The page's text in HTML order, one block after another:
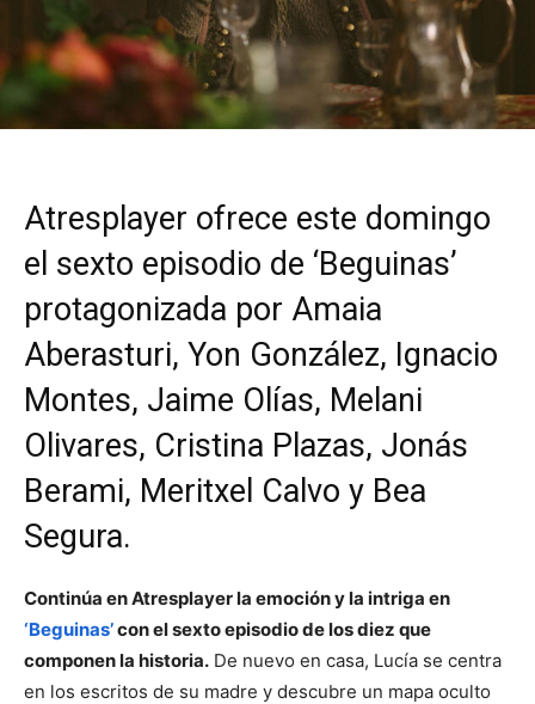
Atresplayer ofrece este domingo
el sexto episodio de ‘Beguinas’
protagonizada por Amaia
Aberasturi, Yon González, Ignacio
Montes, Jaime Olías, Melani
Olivares, Cristina Plazas, Jonás
Berami, Meritxel Calvo y Bea
Segura.
Continúa en Atresplayer la emoción y la intriga en
‘Beguinas’con el sexto episodio de los diez que
componen la historia. De nuevo en casa, Lucía se centra
en los escritos de su madre y descubre un mapa oculto